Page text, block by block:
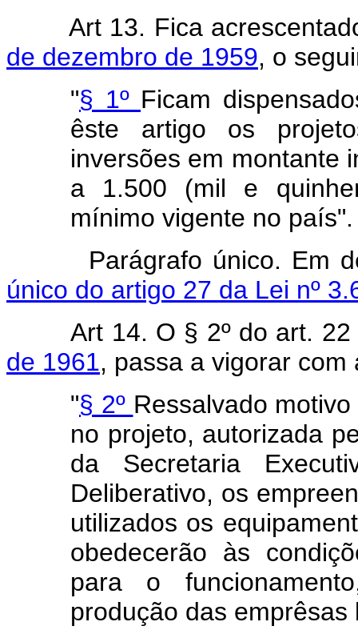
Art 13. Fica
de dezembro de 1959, o
"§ 1º Ficam
êste artigo os
inversões em montante
a 1.500 (mil e
mínimo vigente no país".
Parágrafo único. Em
único do artigo 27 da Lei nº
Art 14. O § 2º do art.
de 1961, passa a vigorar
"§ 2º Ressalvado
no projeto, autorizada
da Secretaria
Deliberativo, os
utilizados os
obedecerão às
para o
produção das emprêsas